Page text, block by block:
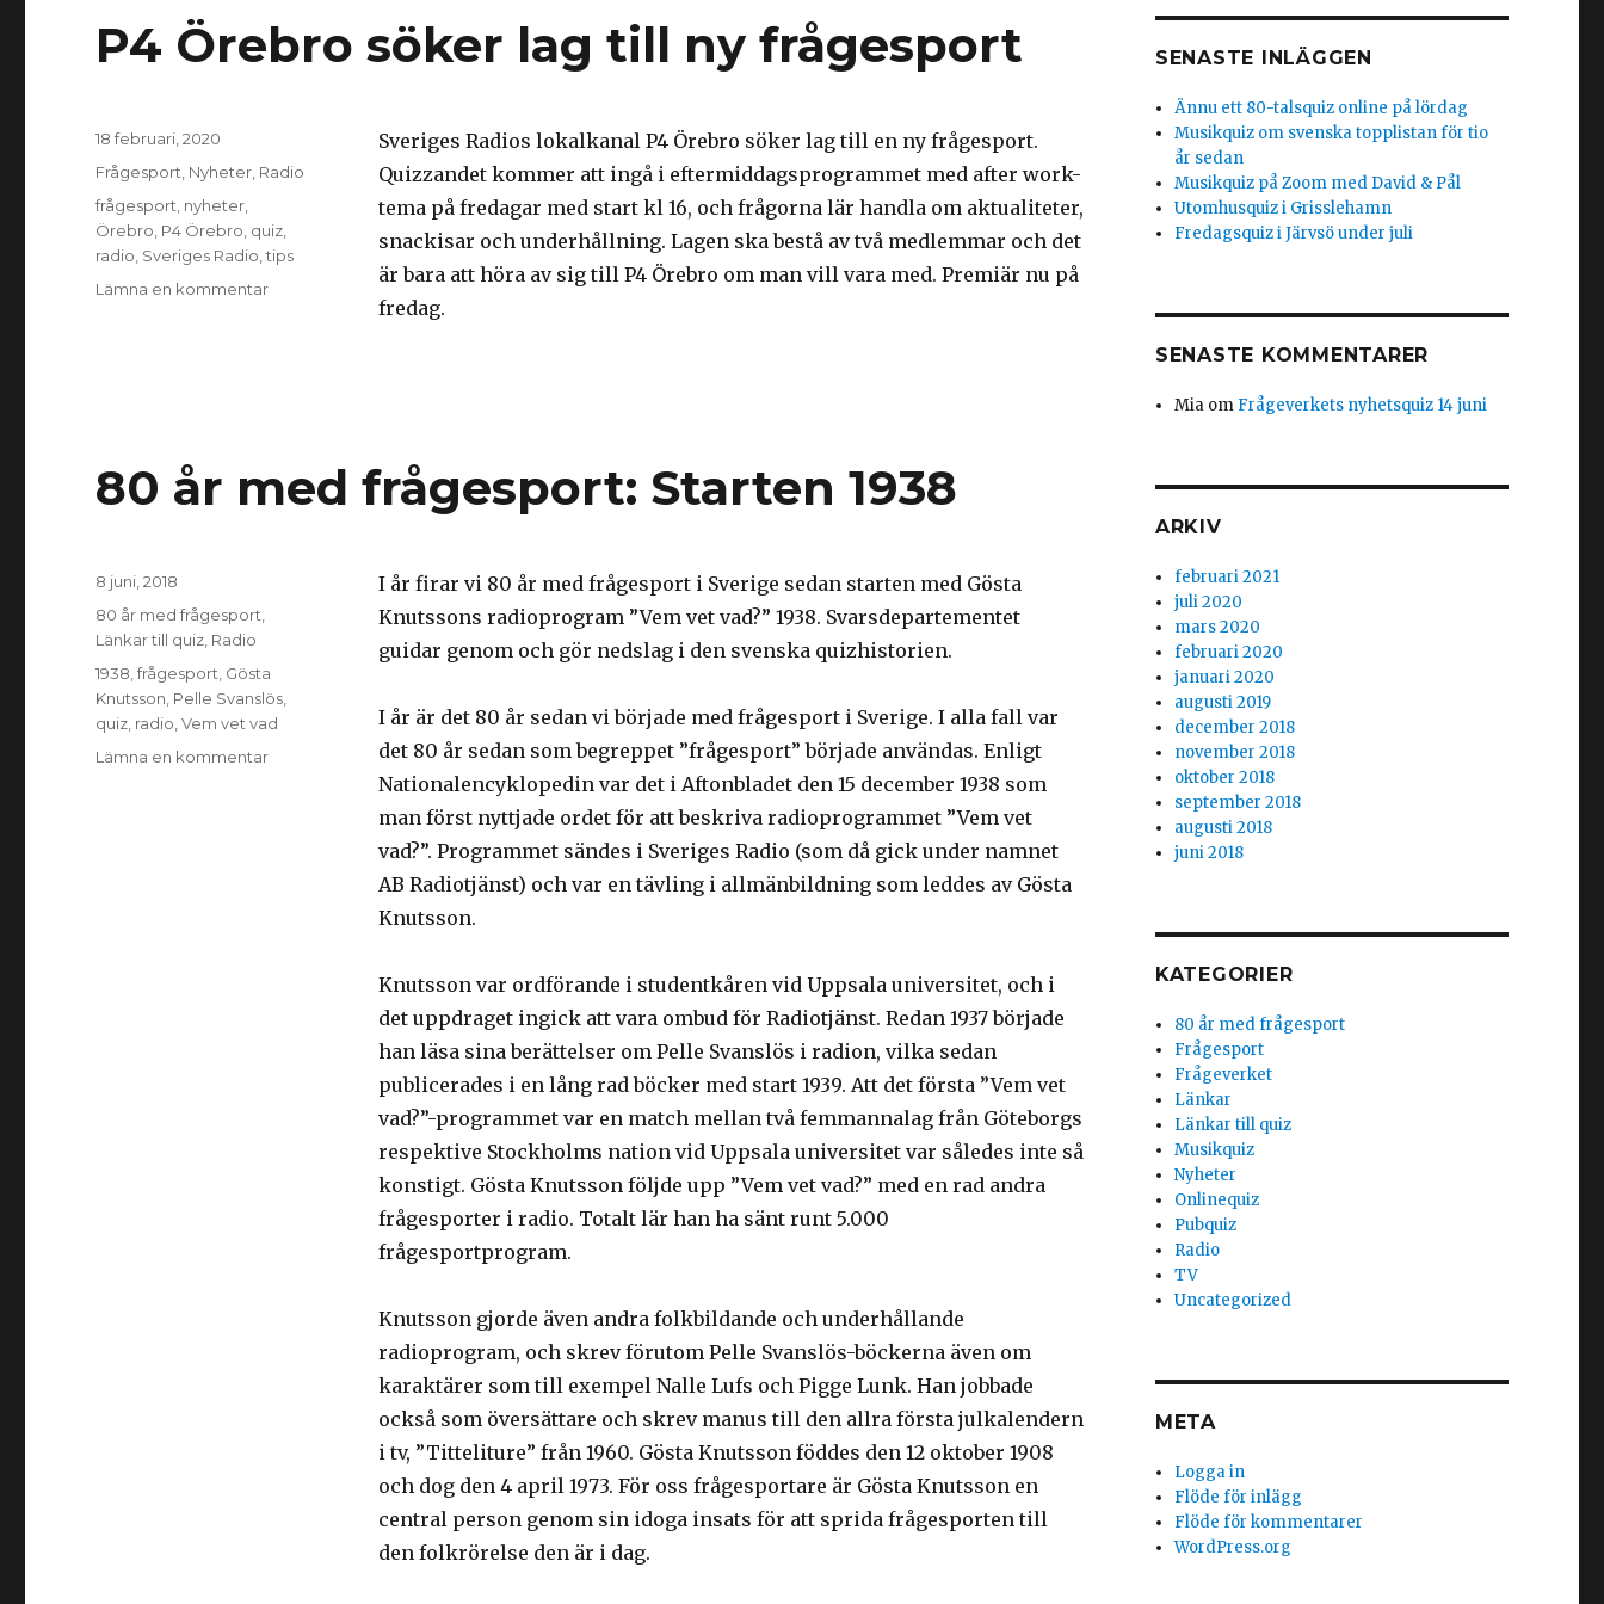
P4 Örebro söker lag till ny frågesport
Sveriges Radios lokalkanal P4 Örebro söker lag till en ny frågesport.
Quizzandet kommer att ingå i eftermiddagsprogrammet med after work-
tema på fredagar med start kl 16, och frågorna lär handla om aktualiteter,
snackisar och underhållning. Lagen ska bestå av två medlemmar och det
är bara att höra av sig till P4 Örebro om man vill vara med. Premiär nu på
fredag.
Postat
18 februari, 2020
Kategorier
Frågesport Nyheter Radio
Taggar
frågesport nyheter
Örebro P4 Örebro quiz
radio Sveriges Radio ,tips
Lämna en kommentar
80 år med frågesport: Starten 1938
I år firar vi 80 år med frågesport i Sverige sedan starten med Gösta
Knutssons radioprogram ”Vem vet vad?” 1938. Svarsdepartementet
guidar genom och gör nedslag i den svenska quizhistorien.
I år är det 80 år sedan vi började med frågesport i Sverige. I alla fall var
det 80 år sedan som begreppet ”frågesport” började användas. Enligt
Nationalencyklopedin var det i Aftonbladet den 15 december 1938 som
man först nyttjade ordet för att beskriva radioprogrammet ”Vem vet
vad?”. Programmet sändes i Sveriges Radio (som då gick under namnet
AB Radiotjänst) och var en tävling i allmänbildning som leddes av Gösta
Knutsson.
Knutsson var ordförande i studentkåren vid Uppsala universitet, och i
det uppdraget ingick att vara ombud för Radiotjänst. Redan 1937 började
han läsa sina berättelser om Pelle Svanslös i radion, vilka sedan
publicerades i en lång rad böcker med start 1939. Att det första ”Vem vet
vad?”-programmet var en match mellan två femmannalag från Göteborgs
respektive Stockholms nation vid Uppsala universitet var således inte så
konstigt. Gösta Knutsson följde upp ”Vem vet vad?” med en rad andra
frågesporter i radio. Totalt lär han ha sänt runt 5.000
frågesportprogram.
Knutsson gjorde även andra folkbildande och underhållande
radioprogram, och skrev förutom Pelle Svanslös-böckerna även om
karaktärer som till exempel Nalle Lufs och Pigge Lunk. Han jobbade
också som översättare och skrev manus till den allra första julkalendern
i tv, ”Titteliture” från 1960. Gösta Knutsson föddes den 12 oktober 1908
och dog den 4 april 1973. För oss frågesportare är Gösta Knutsson en
central person genom sin idoga insats för att sprida frågesporten till
den folkrörelse den är i dag.
Postat
8 juni, 2018
Kategorier
80 år med frågesport
Länkar till quiz Radio
Taggar
1938 ,frågesport Gösta
Knutsson Pelle Svanslös
quiz radio ,Vem vet vad
Lämna en kommentar
SENASTE INLÄGGEN
Ännu ett 80-talsquiz online på lördag
Musikquiz om svenska topplistan för tio
år sedan
Musikquiz på Zoom med David & Pål
Utomhusquiz i Grisslehamn
Fredagsquiz i Järvsö under juli
SENASTE KOMMENTARER
Mia om Frågeverkets nyhetsquiz 14 juni
ARKIV
februari 2021
juli 2020
mars 2020
februari 2020
januari 2020
augusti 2019
december 2018
november 2018
oktober 2018
september 2018
augusti 2018
juni 2018
KATEGORIER
80 år med frågesport
Frågesport
Frågeverket
Länkar
Länkar till quiz
Musikquiz
Nyheter
Onlinequiz
Pubquiz
Radio
TV
Uncategorized
META
Logga in
Flöde för inlägg
Flöde för kommentarer
WordPress.org